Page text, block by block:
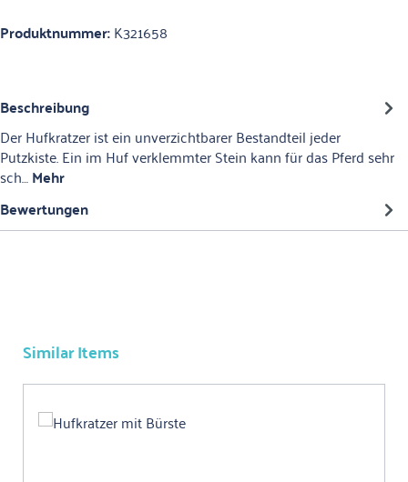
Produktnummer:K321658
Beschreibung
Der Hufkratzer ist ein unverzichtbarer Bestandteil jeder
Putzkiste. Ein im Huf verklemmter Stein kann für das Pferd sehr
sch…Mehr
Bewertungen
Produktgalerie überspringen
Similar Items